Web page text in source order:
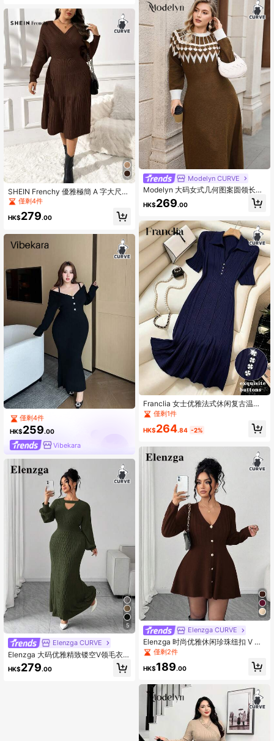
SHEIN Frenchy 優雅極簡 A 字大尺碼
女款長袖蝙蝠袖針織洋裝，秋冬款
僅剩4件
HK$279.00
僅剩4件
HK$259.00
Vibekara
5
Elenzga CURVE
Elenzga 大码优雅精致镂空V领毛衣连
衣裙
HK$279.00
Modelyn CURVE
Modelyn 大码女式几何图案圆领长袖
休闲针织毛衣裙，秋冬
HK$269.00
Franclia 女士优雅法式休闲复古温柔
通勤时尚设计节日约会度假拍照Polo
领短袖花卉纽扣罗纹修身修身浅蓝色
长款加大码毛衣连衣裙
僅剩1件
HK$264.84 -2%
Elenzga CURVE
Elenzga 时尚优雅休闲珍珠纽扣 V 领
长袖大码女式开衫毛衣，适合日常穿
着
僅剩2件
HK$189.00